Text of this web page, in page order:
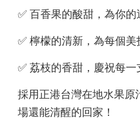
✅ 百香果的酸甜，為你的
✅ 檸檬的清新，為每個美
✅ 荔枝的香甜，慶祝每一
採用正港台灣在地水果原
場還能清醒的回家！